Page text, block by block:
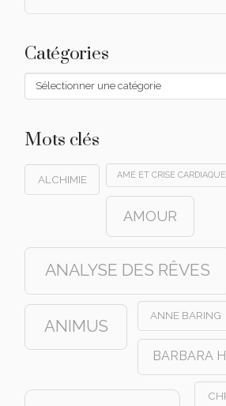
Catégories
Catégories
Mots clés
ALCHIMIE AME ET CRISE CARDIAQUE
AMOUR
ANALYSE DES RÊVES
ANIMUS
ANNE BARING
BARBARA